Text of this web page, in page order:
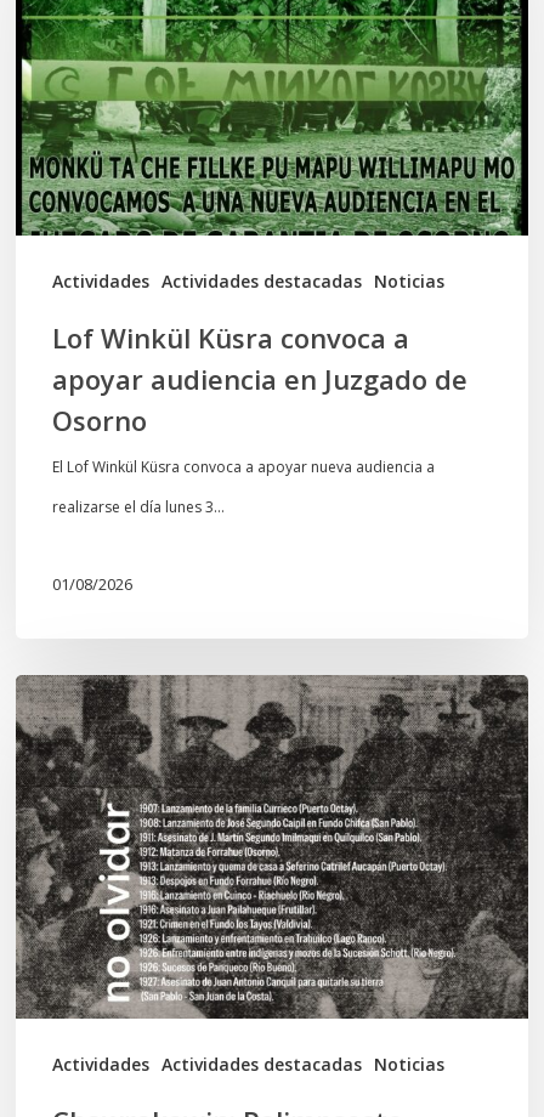
Actividades Actividades destacadas Noticias
convoca
a
apoyar
audiencia
en
Juzgado
Lof Winkül Küsra convoca a
apoyar audiencia en Juzgado de
Osorno
El Lof Winkül Küsra convoca a apoyar nueva audiencia a
realizarse el día lunes 3…
01/08/2026
Actividades Actividades destacadas Noticias
Chawrakawin:
Palimpsesto
explora
a
través
del
arte
las
tensiones
documentales